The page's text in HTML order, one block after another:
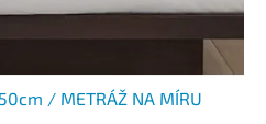
/ METRÁŽ NA MÍRU